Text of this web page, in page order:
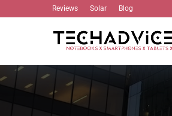
Reviews Solar Blog